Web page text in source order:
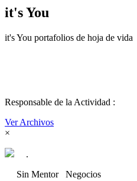
it's You
it's You portafolios de hoja de vida
Responsable de la Actividad :
Ver Archivos
×
.
Sin Mentor Negocios